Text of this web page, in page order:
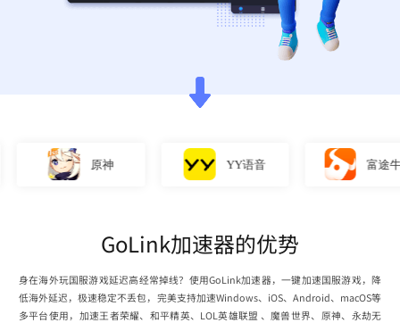
原神 YY语音 富途牛牛
GoLink加速器的优势
身在海外玩国服游戏延迟高经常掉线？使用GoLink加速器，一键加速国服游戏，降
低海外延迟，极速稳定不丢包，完美支持加速Windows、iOS、Android、macOS等
多平台使用，加速王者荣耀、和平精英、LOL英雄联盟 、魔兽世界、原神、永劫无